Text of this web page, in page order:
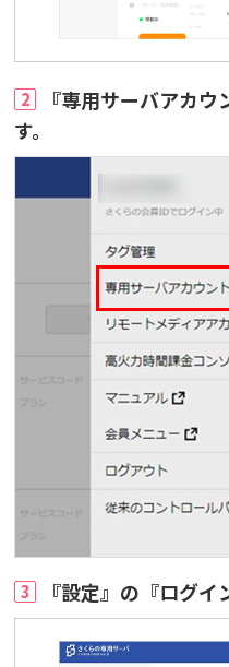
2
『専用サーバアカ
す。
3 『設定』の『ログイ